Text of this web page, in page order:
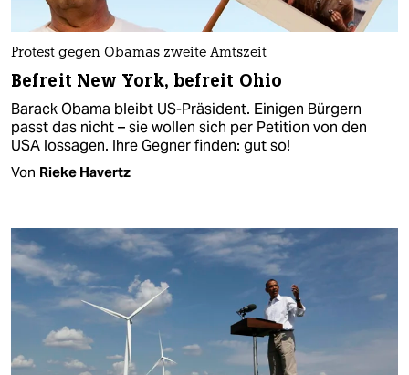
Protest gegen Obamas zweite Amtszeit
Befreit New York, befreit Ohio
Barack Obama bleibt US-Präsident. Einigen Bürgern
passt das nicht – sie wollen sich per Petition von den
USA lossagen. Ihre Gegner finden: gut so!
Von Rieke Havertz